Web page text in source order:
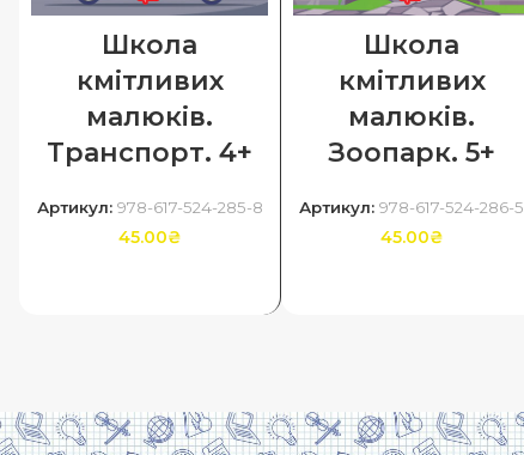
Школа
кмітливих
малюків.
Транспорт. 4+
Артикул: 978-617-524-285-8
45.00₴
Школа
кмітливих
малюків.
Зоопарк. 5+
Артикул: 978-617-524-286-5
45.00₴